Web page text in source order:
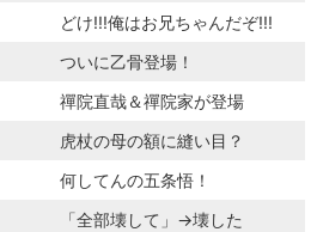
どけ!!!俺はお兄ちゃんだぞ!!!
ついに乙骨登場！
禪院直哉＆禪院家が登場
虎杖の母の額に縫い目？
何してんの五条悟！
「全部壊して」→壊した